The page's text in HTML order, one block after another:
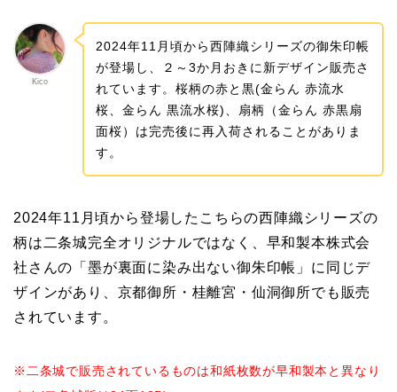
Kico
2024年11月頃から西陣織シリーズの御朱印帳
が登場し、２～3か月おきに新デザイン販売さ
れています。桜柄の赤と黒(金らん 赤流水
桜、金らん 黒流水桜)、扇柄（金らん 赤黒扇
面桜）は完売後に再入荷されることがありま
す。
2024年11月頃から登場したこちらの西陣織シリーズの
柄は二条城完全オリジナルではなく、早和製本株式会
社さんの「墨が裏面に染み出ない御朱印帳」に同じデ
ザインがあり、京都御所・桂離宮・仙洞御所でも販売
されています。
※二条城で販売されているものは和紙枚数が早和製本と異なり